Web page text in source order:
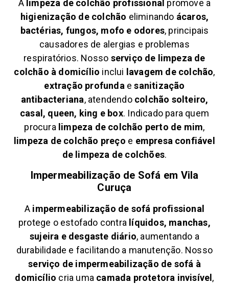
A limpeza de colchão profissional promove a
higienização de colchão eliminando ácaros,
bactérias, fungos, mofo e odores, principais
causadores de alergias e problemas
respiratórios. Nosso serviço de limpeza de
colchão à domicílio inclui lavagem de colchão,
extração profunda esanitização
antibacteriana, atendendo colchão solteiro,
casal, queen, king e box. Indicado para quem
procura limpeza de colchão perto de mim,
limpeza de colchão preço e empresa confiável
de limpeza de colchões.
Impermeabilização de Sofá em Vila
Curuça
A impermeabilização de sofá profissional
protege o estofado contra líquidos, manchas,
sujeira e desgaste diário, aumentando a
durabilidade e facilitando a manutenção. Nosso
serviço de impermeabilização de sofá à
domicílio cria uma camada protetora invisível,